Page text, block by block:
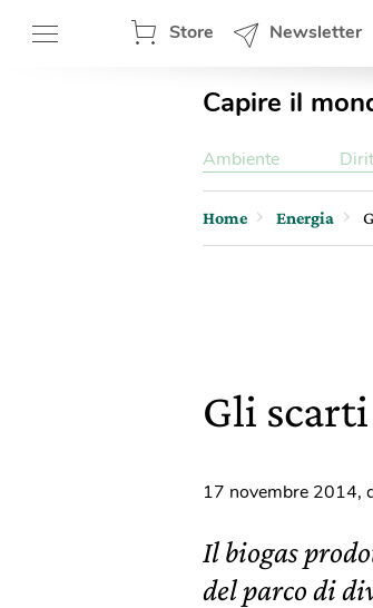
Store Newsletter
Capire il
Ambiente
Home Energia
Gli
17 novembre 2014,
Il biogas
del parco di